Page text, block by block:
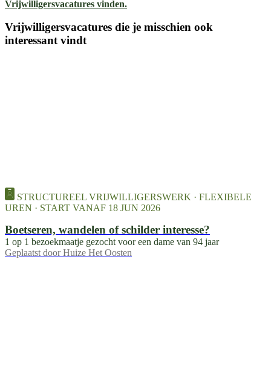
Vrijwilligersvacatures vinden.
Vrijwilligersvacatures die je misschien ook
interessant vindt
STRUCTUREEL VRIJWILLIGERSWERK · FLEXIBELE
UREN · START VANAF 18 JUN 2026
Boetseren, wandelen of schilder interesse?
1 op 1 bezoekmaatje gezocht voor een dame van 94 jaar
Geplaatst door Huize Het Oosten